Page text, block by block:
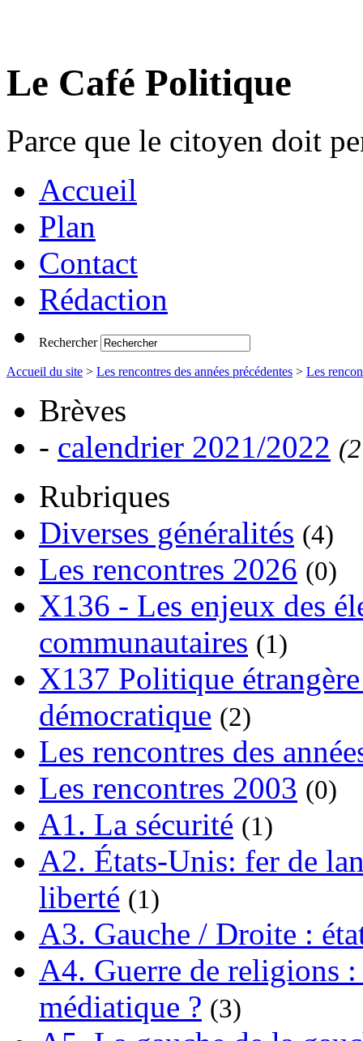
Le Café Politique
Parce que le citoyen doit
Accueil
Plan
Contact
Rédaction
Rechercher
Accueil du site > Les rencontres des années précédentes > Les
Brèves
- calendrier 2021/2022
Rubriques
Diverses généralités (4)
Les rencontres 2026 (0)
X136 - Les enjeux des
communautaires (1)
X137 Politique
démocratique (2)
Les rencontres des
Les rencontres 2003 (0)
A1. La sécurité (1)
A2. États-Unis: fer de
liberté (1)
A3. Gauche / Droite :
A4. Guerre de religions
médiatique ? (3)